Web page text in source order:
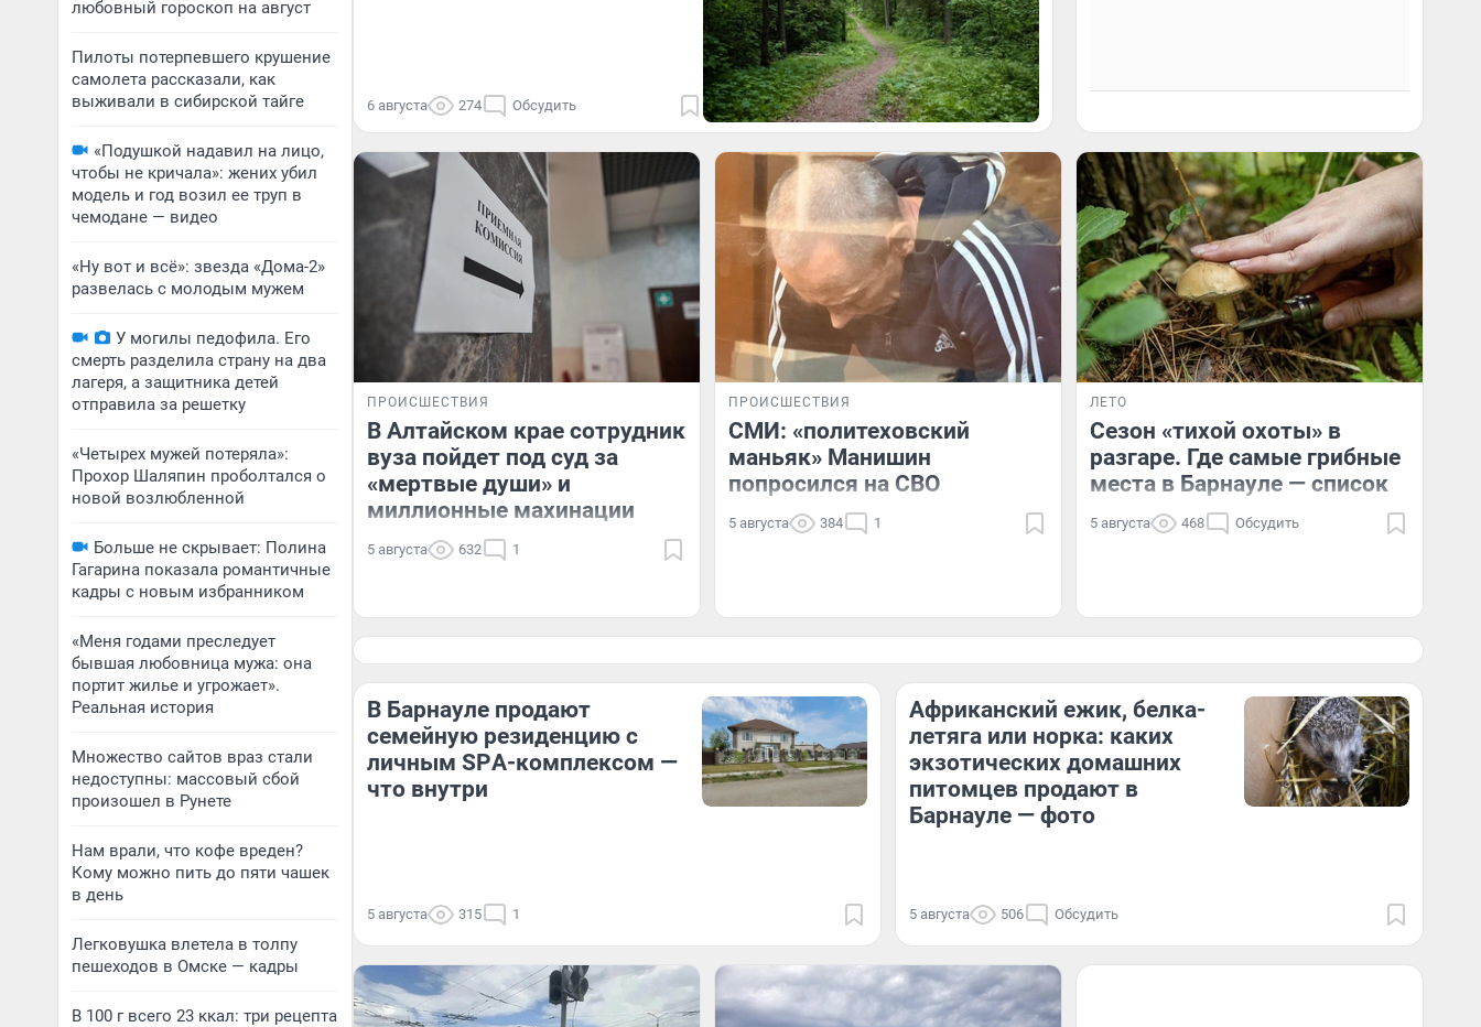
любовный гороскоп на август
Пилоты потерпевшего крушение
самолета рассказали, как
выживали в сибирской тайге
«Подушкой надавил на лицо,
чтобы не кричала»: жених убил
модель и год возил ее труп в
чемодане — видео
«Ну вот и всё»: звезда «Дома-2»
развелась с молодым мужем
У могилы педофила. Его
смерть разделила страну на два
лагеря, а защитника детей
отправила за решетку
«Четырех мужей потеряла»:
Прохор Шаляпин проболтался о
новой возлюбленной
Больше не скрывает: Полина
Гагарина показала романтичные
кадры с новым избранником
«Меня годами преследует
бывшая любовница мужа: она
портит жилье и угрожает».
Реальная история
Множество сайтов враз стали
недоступны: массовый сбой
произошел в Рунете
Нам врали, что кофе вреден?
Кому можно пить до пяти чашек
в день
Легковушка влетела в толпу
пешеходов в Омске — кадры
В 100 г всего 23 ккал: три рецепта
6 августа 274 Обсудить
ПРОИСШЕСТВИЯ
В Алтайском крае сотрудник
вуза пойдет под суд за
«мертвые души» и
миллионные махинации
5 августа 632 1
ПРОИСШЕСТВИЯ
СМИ: «политеховский
маньяк» Манишин
попросился на СВО
5 августа 384 1
ЛЕТО
Сезон «тихой охоты» в
разгаре. Где самые грибные
места в Барнауле — список
5 августа 468 Обсудить
В Барнауле продают
семейную резиденцию с
личным SPА-кoмплекcом —
что внутри
5 августа 315 1
Африканский ежик, белка-
летяга или норка: каких
экзотических домашних
питомцев продают в
Барнауле — фото
5 августа 506 Обсудить